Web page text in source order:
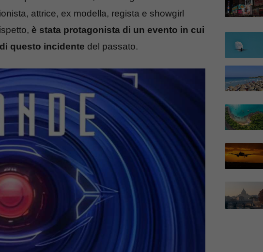
attrice, ex modella, regista e showgirl
è stata protagonista di un evento in cui
questo incidente del passato.